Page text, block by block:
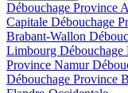
Débouchage Province
Capitale Débouchage
Brabant-Wallon
Limbourg
Province Namur
Débouchage Province